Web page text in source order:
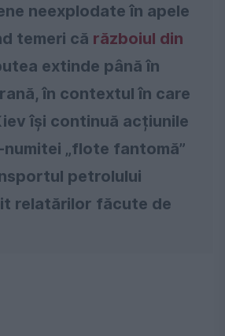
neexplodate în apele
temeri că războiul din
extinde până în
în contextul în care
își continuă acțiunile
„flote fantomă”
petrolului
relatărilor făcute de